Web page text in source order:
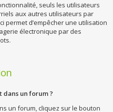
seuls les utilisateurs
aux autres utilisateurs par
permet d’empêcher une utilisation
électronique par des
dans un forum ?
un forum, cliquez sur le bouton